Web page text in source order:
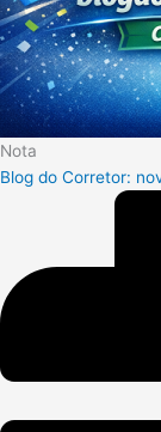
Nota
Blog do Corretor: